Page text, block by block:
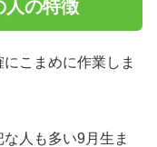
人の特徴
こまめに作業しま
人も多い9月生ま